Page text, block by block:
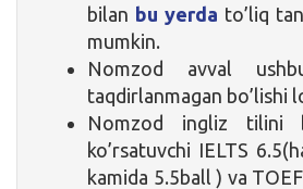
bilan bu yerda to’liq
mumkin.
Nomzod avval
taqdirlanmagan bo’lishi
Nomzod ingliz tilini
ko’rsatuvchi IELTS
kamida 5.5ball ) va